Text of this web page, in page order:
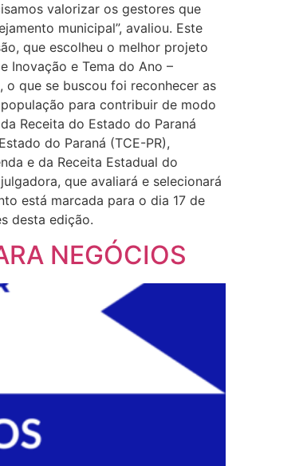
valorizar os gestores que
municipal”, avaliou. Este
que escolheu o melhor projeto
Inovação e Tema do Ano –
o que se buscou foi reconhecer as
para contribuir de modo
Receita do Estado do Paraná
do Paraná (TCE-PR),
e da Receita Estadual do
que avaliará e selecionará
está marcada para o dia 17 de
desta edição.
NEGÓCIOS